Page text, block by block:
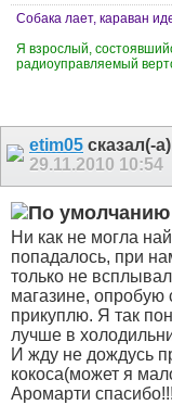
Собака лает, караван
Я взрослый,
радиоуправляемый
etim05 сказал(-
29.11.2010 10:54
Ни как не могла
попадалось, при
только не
магазине, опробую
прикуплю. Я так
лучше в
И жду не дождусь
кокоса(может я
Аромарти спасибо!!!